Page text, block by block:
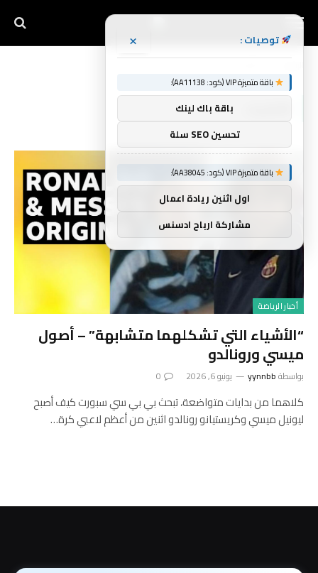
أخبار الرياضة
“الأشياء التي تشكلهما متشابهة” – أصول
ميسي ورونالدو
بواسطةyynnbb يونيو 6, 2026 0
كلاهما من بدايات متواضعة، تبحث بي بي سي سبورت كيف أصبح
ليونيل ميسي وكريستيانو رونالدو اثنين من أعظم لاعبي كرة…
توصيات : ×
باقة متميزة VIP (كود: AA11138):
باقة باك لينك
تحسين SEO سلة
باقة متميزة VIP (كود: AA38045):
اول اثنين ريادة اعمال
مشاركة ارباح ادسنس